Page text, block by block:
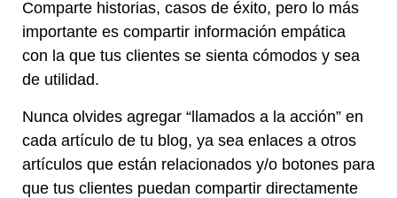
Comparte historias, casos de éxito, pero lo más
importante es compartir información empática
con la que tus clientes se sienta cómodos y sea
de utilidad.
Nunca olvides agregar “llamados a la acción” en
cada artículo de tu blog, ya sea enlaces a otros
artículos que están relacionados y/o botones para
que tus clientes puedan compartir directamente